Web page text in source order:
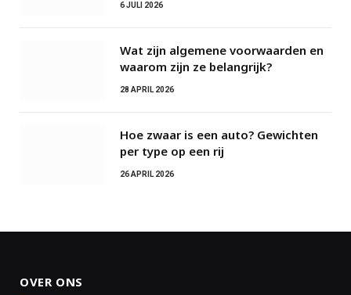
6 JULI 2026
Wat zijn algemene voorwaarden en
waarom zijn ze belangrijk?
28 APRIL 2026
Hoe zwaar is een auto? Gewichten
per type op een rij
26 APRIL 2026
OVER ONS